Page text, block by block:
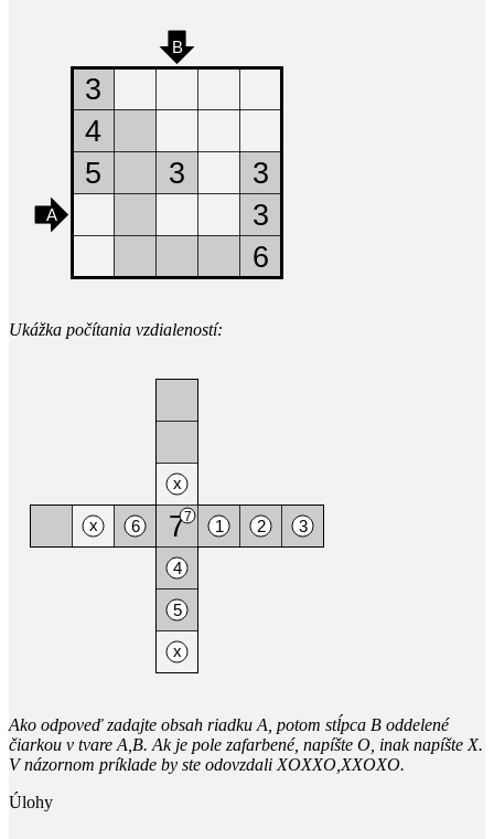
Ukážka počítania vzdialeností:
Ako odpoveď zadajte obsah riadku A, potom stĺpca B oddelené
čiarkou v tvare A,B. Ak je pole zafarbené, napíšte O, inak napíšte X.
V názornom príklade by ste odovzdali XOXXO,XXOXO.
Úlohy